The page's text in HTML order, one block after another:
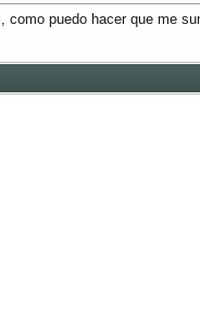
, como puedo hacer que me